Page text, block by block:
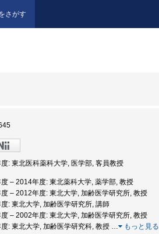
さがす
: 東北医科薬科大学, 医学部, 客員教授
– 2014年度: 東北薬科大学, 薬学部, 教授
– 2012年度: 東北大学, 加齢医学研究所, 教授
: 東北大学, 加齢医学研究所, 講師
– 2002年度: 東北大学, 加齢医学研究所, 教授
: 東北大学, 加齢医学研究科, 教授 … もっと見る